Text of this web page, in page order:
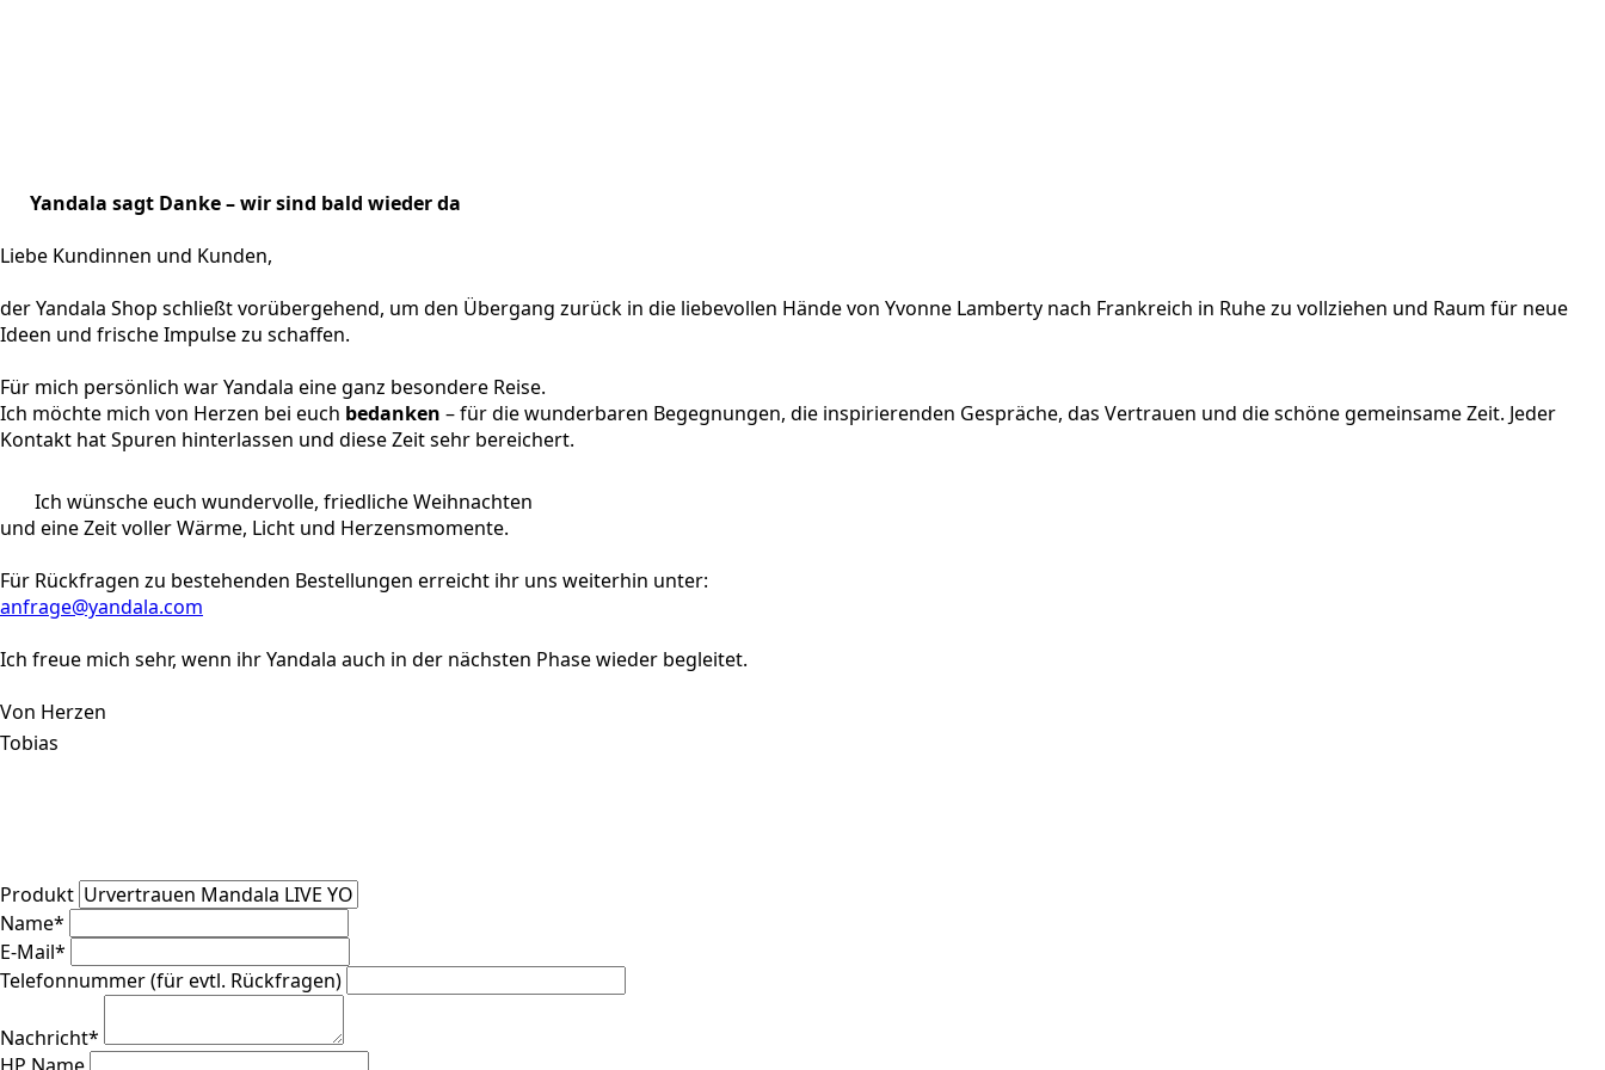
Yandala sagt Danke – wir sind bald wieder da
Liebe Kundinnen und Kunden,
der Yandala Shop schließt vorübergehend, um den Übergang zurück in die liebevollen Hände von Yvonne Lamberty nach Frankreich in Ruhe zu vollziehen und Raum für neue
Ideen und frische Impulse zu schaffen.
Für mich persönlich war Yandala eine ganz besondere Reise.
Ich möchte mich von Herzen bei euch bedanken – für die wunderbaren Begegnungen, die inspirierenden Gespräche, das Vertrauen und die schöne gemeinsame Zeit. Jeder
Kontakt hat Spuren hinterlassen und diese Zeit sehr bereichert.
Ich wünsche euch wundervolle, friedliche Weihnachten
und eine Zeit voller Wärme, Licht und Herzensmomente.
Für Rückfragen zu bestehenden Bestellungen erreicht ihr uns weiterhin unter:
anfrage@yandala.com
Ich freue mich sehr, wenn ihr Yandala auch in der nächsten Phase wieder begleitet.
Von Herzen
Tobias
Produkt
Name*
E-Mail*
Telefonnummer (für evtl. Rückfragen)
Nachricht*